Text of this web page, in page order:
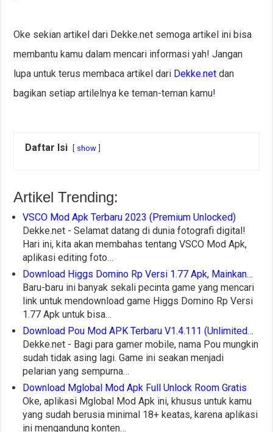
Oke sekian artikel dari Dekke.net semoga artikel ini bisa
membantu kamu dalam mencari informasi yah! Jangan
lupa untuk terus membaca artikel dari Dekke.net dan
bagikan setiap artilelnya ke teman-teman kamu!
Daftar Isi show
Artikel Trending:
VSCO Mod Apk Terbaru 2023 (Premium Unlocked)
Dekke.net - Selamat datang di dunia fotografi digital!
Hari ini, kita akan membahas tentang VSCO Mod Apk,
aplikasi editing foto…
Download Higgs Domino Rp Versi 1.77 Apk, Mainkan…
Baru-baru ini banyak sekali pecinta game yang mencari
link untuk mendownload game Higgs Domino Rp Versi
1.77 Apk untuk bisa…
Download Pou Mod APK Terbaru V1.4.111 (Unlimited…
Dekke.net - Bagi para gamer mobile, nama Pou mungkin
sudah tidak asing lagi. Game ini seakan menjadi
pelarian yang sempurna…
Download Mglobal Mod Apk Full Unlock Room Gratis
Oke, aplikasi Mglobal Mod Apk ini, khusus untuk kamu
yang sudah berusia minimal 18+ keatas, karena aplikasi
ini mengandung konten…